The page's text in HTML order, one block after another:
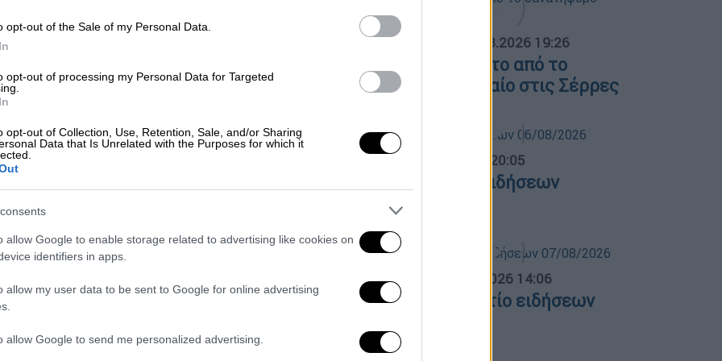
opt-out of the Sale of my Personal Data.
opt-out of processing my Personal Data for Targeted
opt-out of Collection, Use, Retention, Sale, and/or Sharing
Data that Is Unrelated with the Purposes for which it
allow Google to enable storage related to advertising like cookies on
identifiers in apps.
allow my user data to be sent to Google for online advertising
allow Google to send me personalized advertising.
ΑΑΔΕ: Ανοικτή για οφειλέτες η
φορολογούμενους αφορά
Οικονομία 19.07.2026 08:14
Εξωδικαστικός και για χρέη από
και πώς ωφελούνται 1 εκατ.
ΑΠΟΣΠΑΣΜΑΤΑ... 07.08.2026 19:26
Βίντεο ντοκουμέντο από το
θανατηφόρο τροχαίο στις Σέρρες
06.08.2026 20:05
Κεντρικό δελτίο ειδήσεων
06/08/2026
Μεσημεριανό... 07.08.2026 14:06
Μεσημεριανό δελτίο ειδήσεων